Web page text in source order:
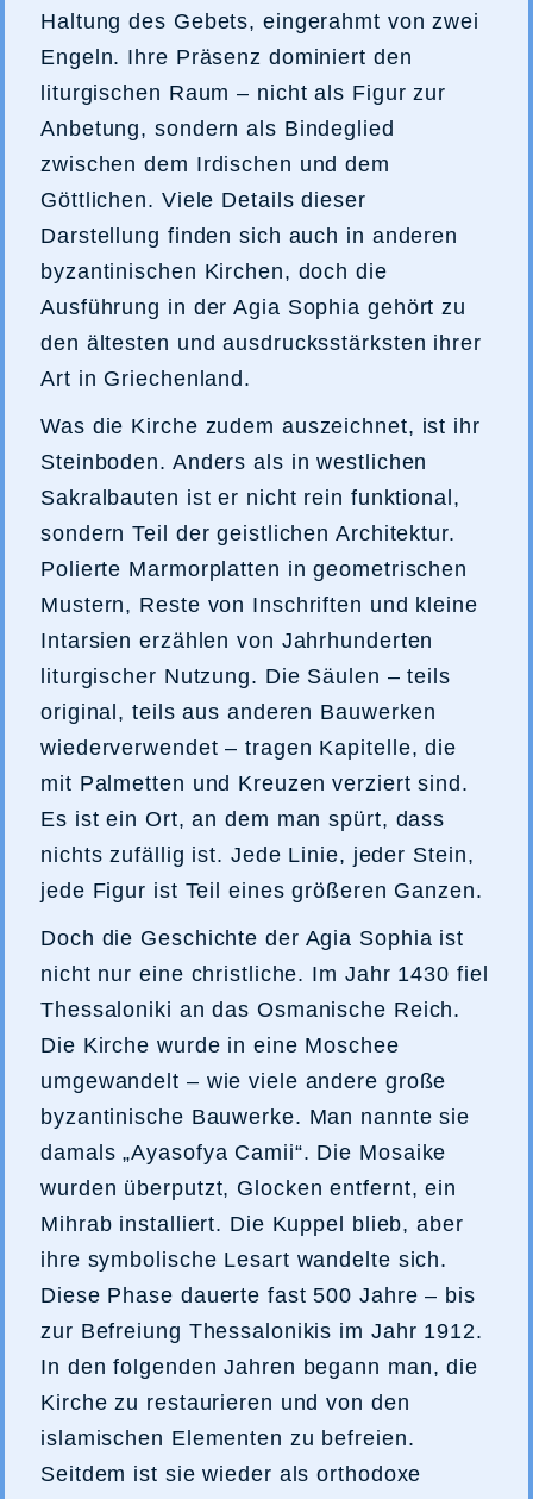
Haltung des Gebets, eingerahmt von zwei
Engeln. Ihre Präsenz dominiert den
liturgischen Raum – nicht als Figur zur
Anbetung, sondern als Bindeglied
zwischen dem Irdischen und dem
Göttlichen. Viele Details dieser
Darstellung finden sich auch in anderen
byzantinischen Kirchen, doch die
Ausführung in der Agia Sophia gehört zu
den ältesten und ausdrucksstärksten ihrer
Art in Griechenland.
Was die Kirche zudem auszeichnet, ist ihr
Steinboden. Anders als in westlichen
Sakralbauten ist er nicht rein funktional,
sondern Teil der geistlichen Architektur.
Polierte Marmorplatten in geometrischen
Mustern, Reste von Inschriften und kleine
Intarsien erzählen von Jahrhunderten
liturgischer Nutzung. Die Säulen – teils
original, teils aus anderen Bauwerken
wiederverwendet – tragen Kapitelle, die
mit Palmetten und Kreuzen verziert sind.
Es ist ein Ort, an dem man spürt, dass
nichts zufällig ist. Jede Linie, jeder Stein,
jede Figur ist Teil eines größeren Ganzen.
Doch die Geschichte der Agia Sophia ist
nicht nur eine christliche. Im Jahr 1430 fiel
Thessaloniki an das Osmanische Reich.
Die Kirche wurde in eine Moschee
umgewandelt – wie viele andere große
byzantinische Bauwerke. Man nannte sie
damals „Ayasofya Camii“. Die Mosaike
wurden überputzt, Glocken entfernt, ein
Mihrab installiert. Die Kuppel blieb, aber
ihre symbolische Lesart wandelte sich.
Diese Phase dauerte fast 500 Jahre – bis
zur Befreiung Thessalonikis im Jahr 1912.
In den folgenden Jahren begann man, die
Kirche zu restaurieren und von den
islamischen Elementen zu befreien.
Seitdem ist sie wieder als orthodoxe